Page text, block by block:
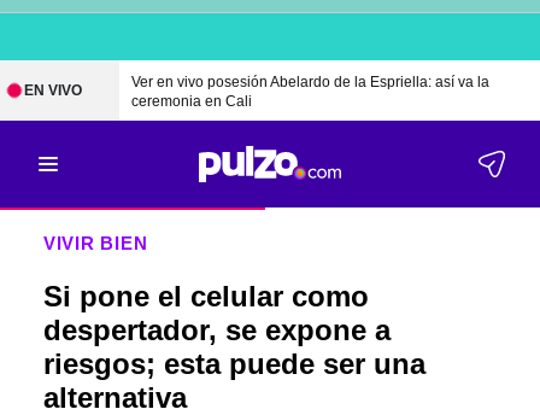
EN VIVO
Ver en vivo posesión Abelardo de la Espriella: así va la
ceremonia en Cali
VIVIR BIEN
Si pone el celular como
despertador, se expone a
riesgos; esta puede ser una
alternativa